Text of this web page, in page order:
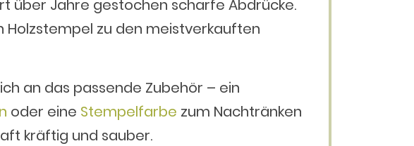
über Jahre gestochen scharfe Abdrücke.
Holzstempel zu den meistverkauften
an das passende Zubehör – ein
oder eine Stempelfarbe zum Nachtränken
kräftig und sauber.